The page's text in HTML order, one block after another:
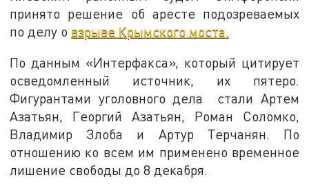
принято решение об аресте подозреваемых
по делу о взрыве Крымского моста.
По данным «Интерфакса», который цитирует
осведомленный источник, их пятеро.
Фигурантами уголовного дела стали Артем
Азатьян, Георгий Азатьян, Роман Соломко,
Владимир Злоба и Артур Терчанян. По
отношению ко всем им применено временное
лишение свободы до 8 декабря.